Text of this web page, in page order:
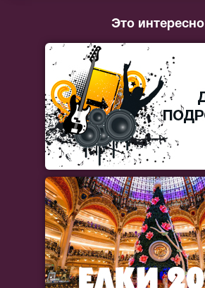
Это интересно